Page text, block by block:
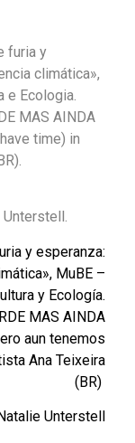
furia y
climática»,
Ecologia.
MAS AINDA
time) in
Unterstell.
y esperanza:
MuBE –
y Ecología.
MAS AINDA
aun tenemos
Ana Teixeira
(BR)
Unterstell